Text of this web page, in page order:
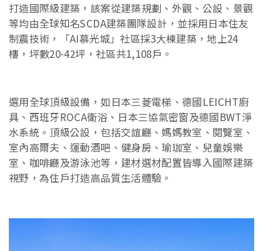
打造國際級建築，該案從建築規劃、外觀、公設、景觀
等均由全球知名SCDA建築團隊設計，並採用日本住友
制震技術，「AI慕光城」社區採3大棟建築，地上24
樓，坪數20-42坪，社區共1,108戶。
選用全球頂級設備，如日本三菱電梯、德國LEICHT廚
具、西班牙ROCA衛浴、日本三協氣密窗及德國BWT淨
水系統。頂級公設，包括交誼廳、媽媽教室、閱覽室、
室內高爾夫、運動酒吧、健身房、瑜珈室、兒童娛樂
室、咖啡廳及游泳池等，建材選材配置皆導入國際建築
視野，為住戶打造高品質生活體驗。